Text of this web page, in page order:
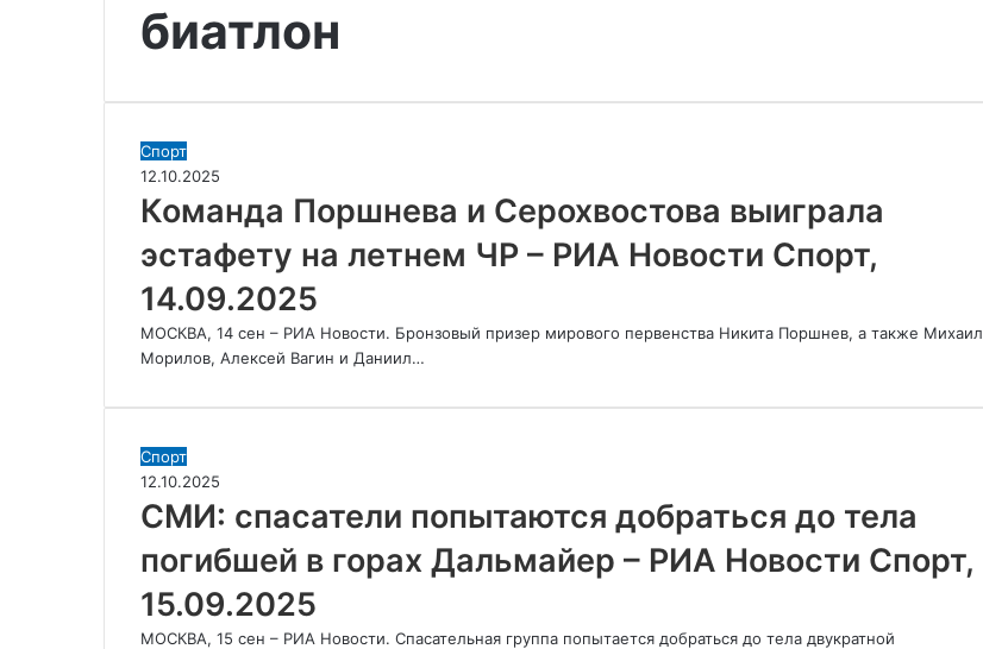
биатлон
Команда
Поршнева
и
Серохвостова
выиграла
на
летнем
ЧР
Спорт,
14.09.2025
Спорт
12.10.2025
Команда Поршнева и Серохвостова выиграла
эстафету на летнем ЧР – РИА Новости Спорт,
14.09.2025
МОСКВА, 14 сен – РИА Новости. Бронзовый призер мирового первенства Никита Поршнев, а также Михаил
Морилов, Алексей Вагин и Даниил…
СМИ:
спасатели
попытаются
добраться
до
погибшей
в
Спорт
12.10.2025
СМИ: спасатели попытаются добраться до тела
погибшей в горах Дальмайер – РИА Новости Спорт,
15.09.2025
МОСКВА, 15 сен – РИА Новости. Спасательная группа попытается добраться до тела двукратной